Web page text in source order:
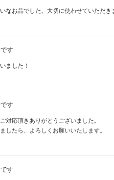
なお品でした。大切に使わせていただき
す
ました！
す
対応頂きありがとうございました。
したら、よろしくお願いいたします。
す